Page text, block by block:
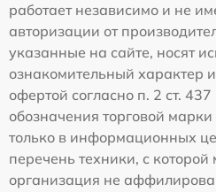
работает независимо и не
авторизации от
указанные на сайте, носят
ознакомительный характер
офертой согласно п. 2 ст.
обозначения торговой
только в информационных
перечень техники, с
организация не